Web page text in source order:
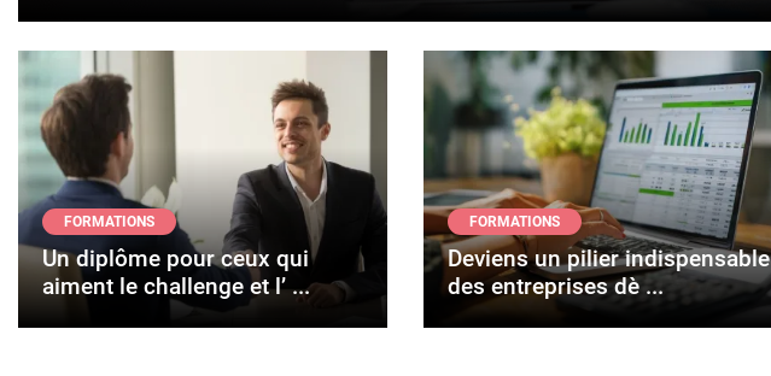
FORMATIONS
Un diplôme pour ceux qui
aiment le challenge et l’ ...
FORMATIONS
Deviens un pilier indispensable
des entreprises dè ...